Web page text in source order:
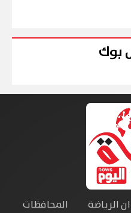
بوك
الرياضة
المحافظات